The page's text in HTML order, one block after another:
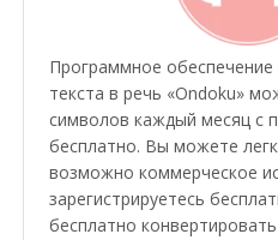
Программное
текста в речь «Ondoku»
символов каждый месяц с
бесплатно. Вы можете
возможно коммерческое
зарегистрируетесь
бесплатно